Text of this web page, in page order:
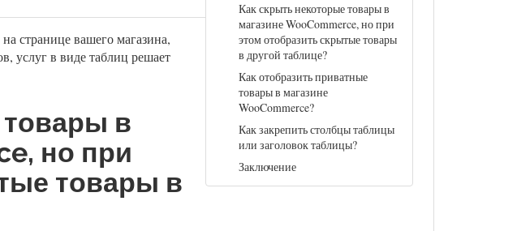
Как скрыть некоторые товары в
магазине WooCommerce, но при
этом отобразить скрытые товары
в другой таблице?
Как отобразить приватные
товары в магазине
WooCommerce?
Как закрепить столбцы таблицы
или заголовок таблицы?
Заключение
странице вашего магазина,
услуг в виде таблиц решает
в
но при
товары в